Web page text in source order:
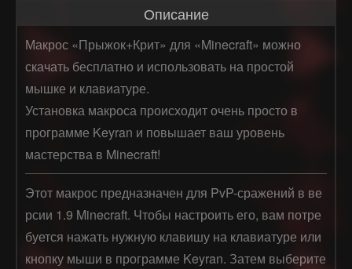
Описание
Макрос «Прыжок+Крит» для «Minecraft» можно
скачать бесплатно и использовать на простой
мышке и клавиатуре.
Установка макроса происходит очень просто в
программе Keyran и повышает ваш уровень
мастерства в Minecraft!
Этот макрос предназначен для PvP-сражений в ве
рсии 1.9 Minecraft. Чтобы настроить его, вам потре
буется нажать нужную клавишу на клавиатуре или
кнопку мыши в программе Keyran. Затем выберите